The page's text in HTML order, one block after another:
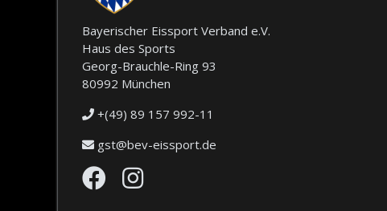
Bayerischer Eissport Verband e.V.
Haus des Sports
Georg-Brauchle-Ring 93
80992 München
+(49) 89 157 992-11
gst@bev-eissport.de